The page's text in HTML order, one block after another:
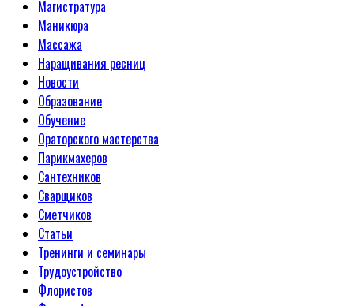
Магистратура
Маникюра
Массажа
Наращивания ресниц
Новости
Образование
Обучение
Ораторского мастерства
Парикмахеров
Сантехников
Сварщиков
Сметчиков
Статьи
Тренинги и семинары
Трудоустройство
Флористов